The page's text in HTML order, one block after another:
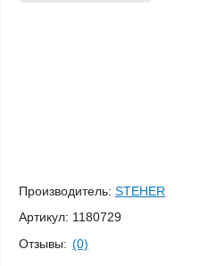
Производитель: STEHER
Артикул: 1180729
Отзывы: (0)